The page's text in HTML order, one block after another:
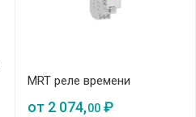
MRT реле времени
от 2 074,00₽